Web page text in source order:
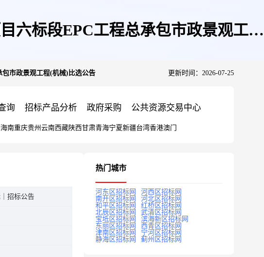
六标段EPC工程总承包市政景观工程
市政景观工程(机械)比选公告 更新时间：2026-07-25
询 招标产品分析 政府采购 公共资源交易中心
海南重庆贵州 云南西藏陕西甘肃青海宁夏新疆台湾香港澳门
招标公告
热门城市
河东区招标网
河西区招标网
南开区招标网
河北区招标网
和平区招标网
红桥区招标网
北辰区招标网
武清区招标网
宝坻区招标网
滨海新区招标网
东丽区招标网
西青区招标网
津南区招标网
宁河区招标网
静海区招标网
蓟州区招标网